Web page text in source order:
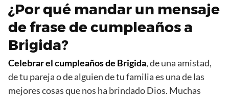
¿Por qué mandar un mensaje
de frase de cumpleaños a
Brigida?
Celebrar el cumpleaños de Brigida, de una amistad,
de tu pareja o de alguien de tu familia es una de las
mejores cosas que nos ha brindado Dios. Muchas